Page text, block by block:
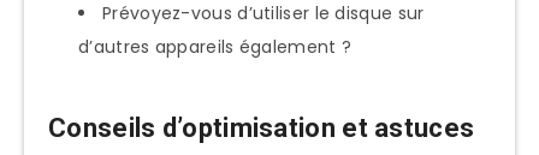
Prévoyez-vous d’utiliser le disque sur
d’autres appareils également ?
Conseils d’optimisation et astuces